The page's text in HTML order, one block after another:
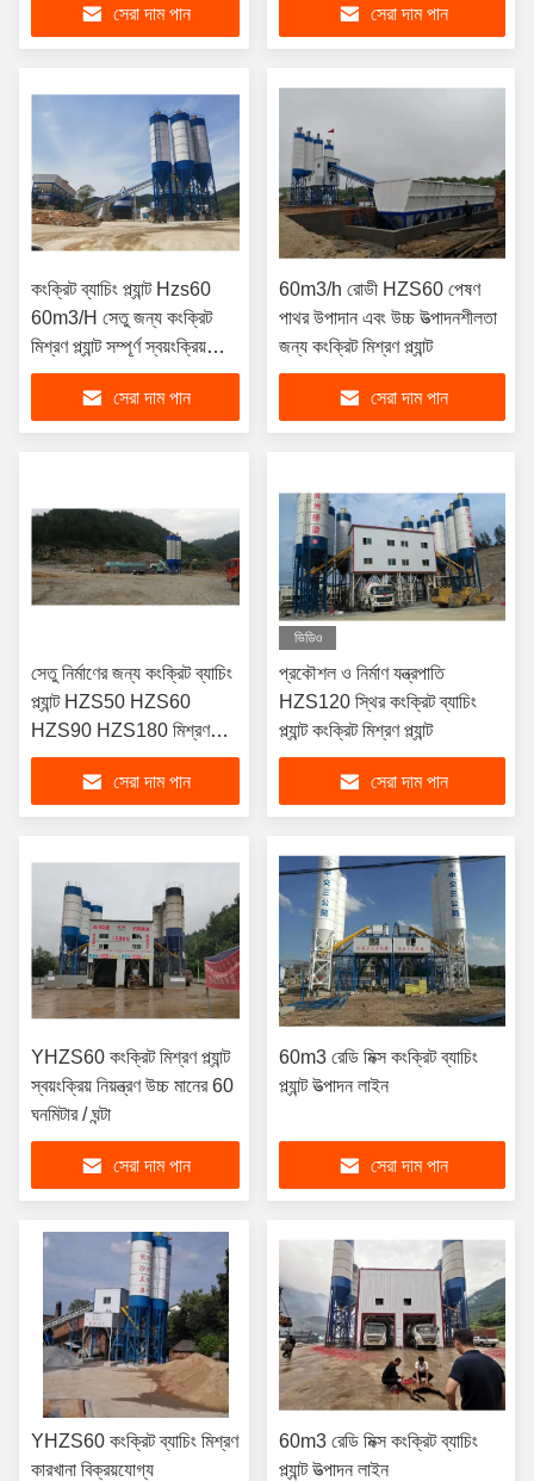
সেরা দাম পান
সেরা দাম পান
কংক্রিট ব্যাচিং প্ল্যান্ট Hzs60
60m3/H সেতু জন্য কংক্রিট
মিশ্রণ প্ল্যান্ট সম্পূর্ণ স্বয়ংক্রিয়
নিয়ন্ত্রণ সিস্টেম
সেরা দাম পান
60m3/h রোডী HZS60 পেষণ
পাথর উপাদান এবং উচ্চ উত্পাদনশীলতা
জন্য কংক্রিট মিশ্রণ প্ল্যান্ট
সেরা দাম পান
সেতু নির্মাণের জন্য কংক্রিট ব্যাচিং
প্ল্যান্ট HZS50 HZS60
HZS90 HZS180 মিশ্রণ
প্ল্যান্ট
সেরা দাম পান
ভিডিও
প্রকৌশল ও নির্মাণ যন্ত্রপাতি
HZS120 স্থির কংক্রিট ব্যাচিং
প্ল্যান্ট কংক্রিট মিশ্রণ প্ল্যান্ট
সেরা দাম পান
YHZS60 কংক্রিট মিশ্রণ প্ল্যান্ট
স্বয়ংক্রিয় নিয়ন্ত্রণ উচ্চ মানের 60
ঘনমিটার / ঘন্টা
সেরা দাম পান
60m3 রেডি মিক্স কংক্রিট ব্যাচিং
প্ল্যান্ট উত্পাদন লাইন
সেরা দাম পান
YHZS60 কংক্রিট ব্যাচিং মিশ্রণ
কারখানা বিক্রয়যোগ্য
60m3 রেডি মিক্স কংক্রিট ব্যাচিং
প্ল্যান্ট উত্পাদন লাইন